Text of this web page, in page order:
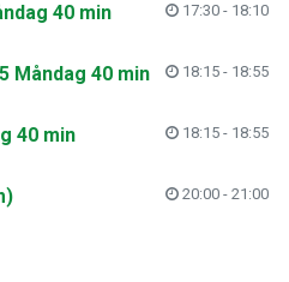
40 min
17:30 - 18:10
Måndag 40 min
18:15 - 18:55
40 min
18:15 - 18:55
20:00 - 21:00